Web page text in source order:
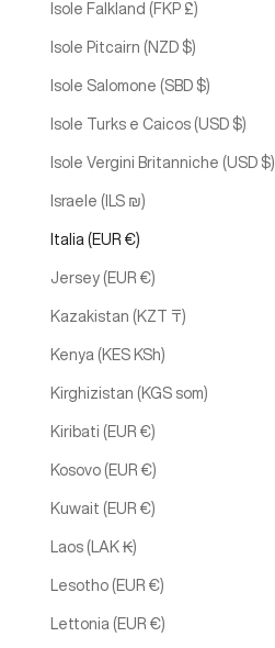
Isole Falkland (FKP £)
Isole Pitcairn (NZD $)
Isole Salomone (SBD $)
Isole Turks e Caicos (USD $)
Isole Vergini Britanniche (USD $)
Israele (ILS ₪)
Italia (EUR €)
Jersey (EUR €)
Kazakistan (KZT ₸)
Kenya (KES KSh)
Kirghizistan (KGS som)
Kiribati (EUR €)
Kosovo (EUR €)
Kuwait (EUR €)
Laos (LAK ₭)
Lesotho (EUR €)
Lettonia (EUR €)